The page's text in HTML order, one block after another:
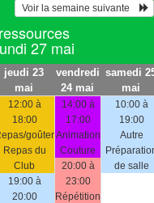
Voir la semaine suivante
27 mai
jeudi 23
mai
vendredi
24 mai
samedi
mai
12:00 à
18:00
goûter
Repas du
Club
19:00 à
20:00
14:00 à
17:00
Animation
Couture
20:00 à
23:00
Répétition
10:00 à
19:00
Autre
de salle